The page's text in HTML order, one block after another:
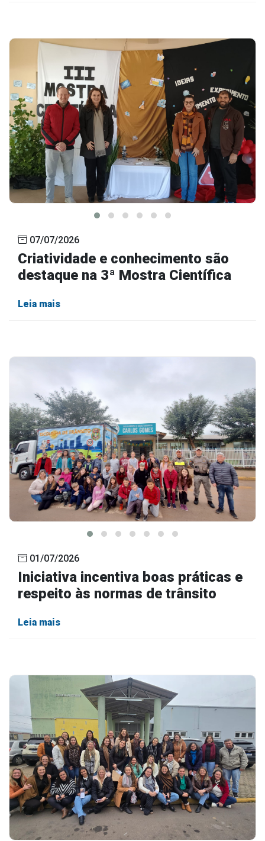
07/07/2026
Criatividade e conhecimento são
destaque na 3ª Mostra Científica
Leia mais
01/07/2026
Iniciativa incentiva boas práticas e
respeito às normas de trânsito
Leia mais